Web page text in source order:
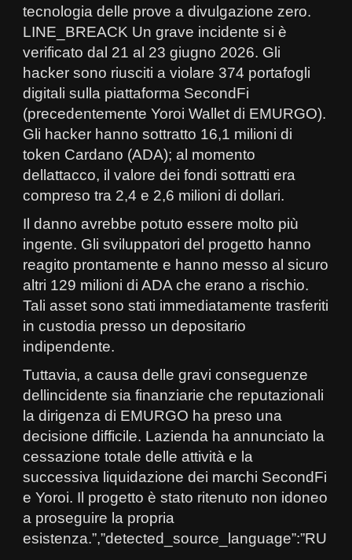
tecnologia delle prove a divulgazione zero.
LINE_BREACK Un grave incidente si è
verificato dal 21 al 23 giugno 2026. Gli
hacker sono riusciti a violare 374 portafogli
digitali sulla piattaforma SecondFi
(precedentemente Yoroi Wallet di EMURGO).
Gli hacker hanno sottratto 16,1 milioni di
token Cardano (ADA); al momento
dellattacco, il valore dei fondi sottratti era
compreso tra 2,4 e 2,6 milioni di dollari.
Il danno avrebbe potuto essere molto più
ingente. Gli sviluppatori del progetto hanno
reagito prontamente e hanno messo al sicuro
altri 129 milioni di ADA che erano a rischio.
Tali asset sono stati immediatamente trasferiti
in custodia presso un depositario
indipendente.
Tuttavia, a causa delle gravi conseguenze
dellincidente sia finanziarie che reputazionali
la dirigenza di EMURGO ha preso una
decisione difficile. Lazienda ha annunciato la
cessazione totale delle attività e la
successiva liquidazione dei marchi SecondFi
e Yoroi. Il progetto è stato ritenuto non idoneo
a proseguire la propria
esistenza.”,”detected_source_language”:”RU